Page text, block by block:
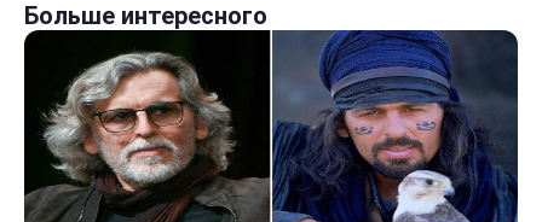
Больше интересного